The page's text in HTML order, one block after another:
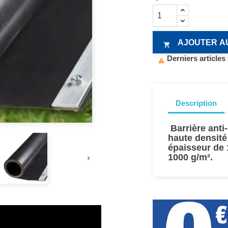

 AJOUTER
 Derniers articles
Description
Barrière
haute
épaisseur de
1000 g/m².